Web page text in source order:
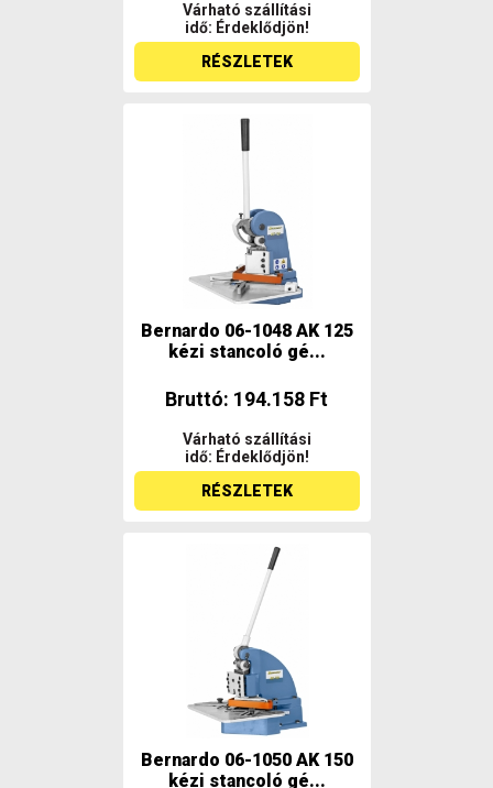
Várható szállítási
idő: Érdeklődjön!
RÉSZLETEK
Bernardo 06-1048 AK 125
kézi stancoló gé...
Bruttó: 194.158 Ft
Várható szállítási
idő: Érdeklődjön!
RÉSZLETEK
Bernardo 06-1050 AK 150
kézi stancoló gé...